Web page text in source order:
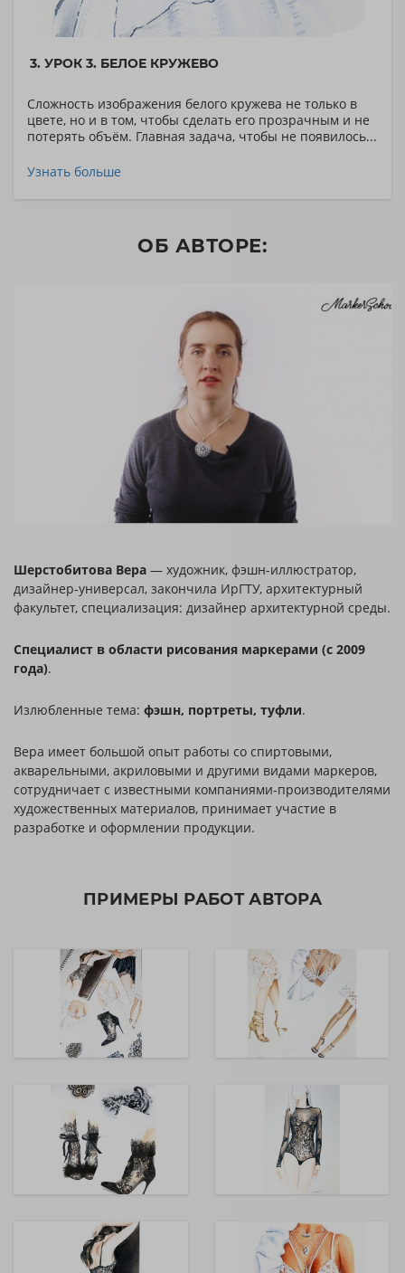
3. УРОК 3. БЕЛОЕ КРУЖЕВО
Сложность изображения белого кружева не только в
цвете, но и в том, чтобы сделать его прозрачным и не
потерять объём. Главная задача, чтобы не появилось...
Узнать больше
ОБ АВТОРЕ:
Шерстобитова Вера — художник, фэшн-иллюстратор,
дизайнер-универсал, закончила ИрГТУ, архитектурный
факультет, специализация: дизайнер архитектурной среды.
Специалист в области рисования маркерами (с 2009
года).
Излюбленные тема: фэшн, портреты, туфли.
Вера имеет большой опыт работы со спиртовыми,
акварельными, акриловыми и другими видами маркеров,
сотрудничает с известными компаниями-производителями
художественных материалов, принимает участие в
разработке и оформлении продукции.
ПРИМЕРЫ РАБОТ АВТОРА